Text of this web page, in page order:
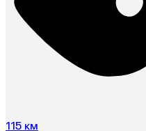
115 км